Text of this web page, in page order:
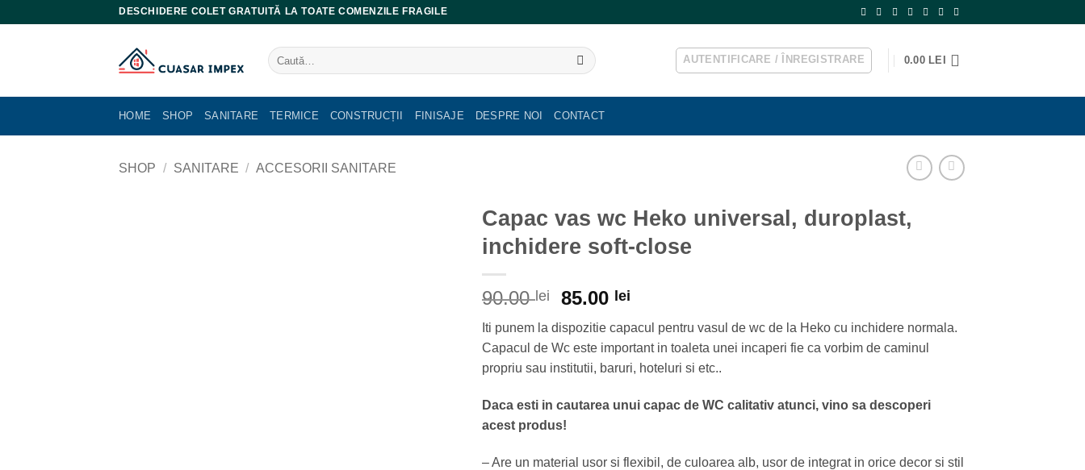
DESCHIDERE COLET GRATUITĂ LA TOATE COMENZILE FRAGILE
Caută
după:
AUTENTIFICARE / ÎNREGISTRARE 0.00 LEI
HOME SHOP SANITARE TERMICE CONSTRUCȚII FINISAJE DESPRE NOI CONTACT
SHOP / SANITARE / ACCESORII SANITARE
Capac vas wc Heko universal, duroplast,
inchidere soft-close
90.00 lei
Prețul
a
fost:
90.00 lei.
85.00 lei
este:
85.00 lei.
Iti punem la dispozitie capacul pentru vasul de wc de la Heko cu inchidere normala.
Capacul de Wc este important in toaleta unei incaperi fie ca vorbim de caminul
propriu sau institutii, baruri, hoteluri si etc..
Daca esti in cautarea unui capac de WC calitativ atunci, vino sa descoperi
acest produs!
– Are un material usor si flexibil, de culoarea alb, usor de integrat in orice decor si stil